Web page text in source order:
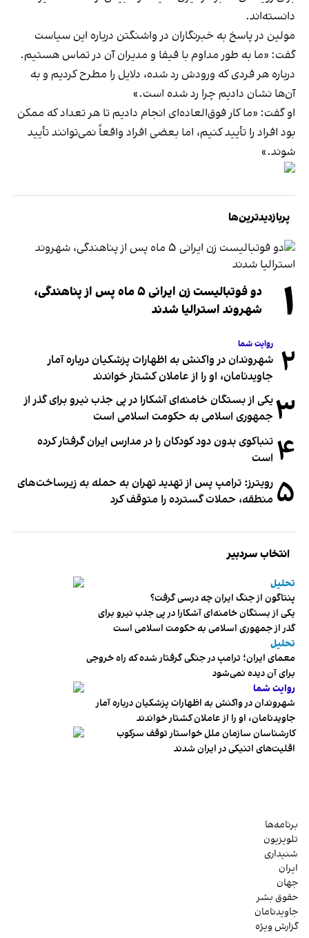
دانسته‌اند.
مولین در پاسخ به خبرنگاران در واشنگتن درباره این سیاست
گفت: «ما به طور مداوم با فیفا و مدیران آن در تماس هستیم.
درباره هر فردی که ورودش رد شده، دلایل را مطرح کردیم و به
آن‌ها نشان دادیم چرا رد شده است.»
او گفت: «ما کار فوق‌العاده‌ای انجام دادیم تا هر تعداد که ممکن
بود افراد را تأیید کنیم، اما بعضی افراد واقعاً نمی‌توانند تأیید
شوند.»
پربازدیدترین‌ها
۱
دو فوتبالیست زن ایرانی ۵ ماه پس از پناهندگی،
شهروند استرالیا شدند
۲ روایت شما
شهروندان در واکنش به اظهارات پزشکیان درباره آمار
جاویدنامان، او را از عاملان کشتار خواندند
۳یکی از بستگان خامنه‌ای آشکارا در پی جذب نیرو برای گذر از
جمهوری اسلامی به حکومت اسلامی است
۴ تنباکوی بدون دود کودکان را در مدارس ایران گرفتار کرده
است
۵ رویترز: ترامپ پس از تهدید تهران به حمله به زیرساخت‌های
منطقه، حملات گسترده را متوقف کرد
انتخاب سردبیر
تحلیل
پنتاگون از جنگ ایران چه درسی گرفت؟
یکی از بستگان خامنه‌ای آشکارا در پی جذب نیرو برای
گذر از جمهوری اسلامی به حکومت اسلامی است
تحلیل
معمای ایران؛ ترامپ در جنگی گرفتار شده که راه خروجی
برای آن دیده نمی‌شود
روایت شما
شهروندان در واکنش به اظهارات پزشکیان درباره آمار
جاویدنامان، او را از عاملان کشتار خواندند
کارشناسان سازمان ملل خواستار توقف سرکوب
اقلیت‌های اتنیکی در ایران شدند
برنامه‌ها
تلویزیون
شنیداری
ایران
جهان
حقوق بشر
جاویدنامان
گزارش ویژه